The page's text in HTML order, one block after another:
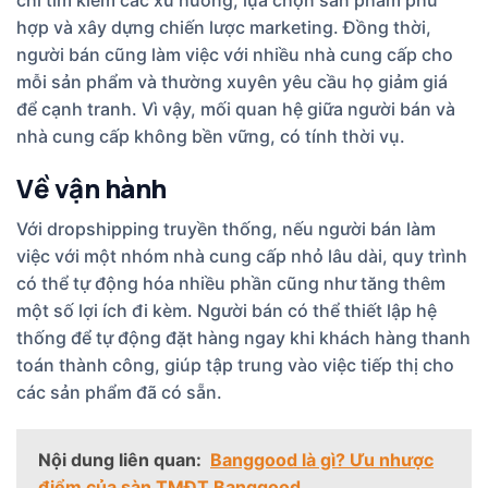
hợp và xây dựng chiến lược marketing. Đồng thời,
người bán cũng làm việc với nhiều nhà cung cấp cho
mỗi sản phẩm và thường xuyên yêu cầu họ giảm giá
để cạnh tranh. Vì vậy, mối quan hệ giữa người bán và
nhà cung cấp không bền vững, có tính thời vụ.
Về vận hành
Với dropshipping truyền thống, nếu người bán làm
việc với một nhóm nhà cung cấp nhỏ lâu dài, quy trình
có thể tự động hóa nhiều phần cũng như tăng thêm
một số lợi ích đi kèm. Người bán có thể thiết lập hệ
thống để tự động đặt hàng ngay khi khách hàng thanh
toán thành công, giúp tập trung vào việc tiếp thị cho
các sản phẩm đã có sẵn.
Nội dung liên quan: Banggood là gì? Ưu nhược